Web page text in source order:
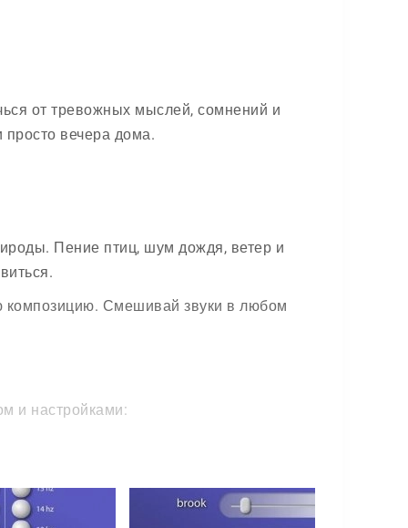
от тревожных мыслей, сомнений и
просто вечера дома.
Пение птиц, шум дождя, ветер и
композицию. Смешивай звуки в любом
и настройками: